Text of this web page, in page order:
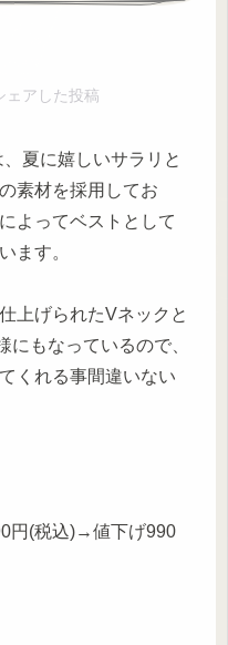
ェアした投稿
夏に嬉しいサラリと
素材を採用してお
よってベストとして
ます。
上げられたVネックと
にもなっているので、
くれる事間違いない
円(税込)→値下げ990